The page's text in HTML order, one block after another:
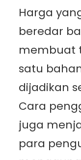
Harga
beredar
membuat
satu
dijadikan
Cara
juga
para